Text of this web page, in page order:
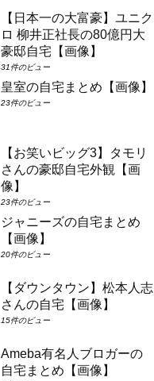
【日本一の大富豪】ユニク
ロ 柳井正社長の80億円大
豪邸自宅【画像】
31件のビュー
皇室の自宅まとめ【画像】
23件のビュー
【お笑いビッグ3】タモリ
さんの豪邸自宅外観【画
像】
23件のビュー
ジャニーズの自宅まとめ
【画像】
20件のビュー
【ダウンタウン】松本人志
さんの自宅【画像】
15件のビュー
Ameba有名人ブロガーの
自宅まとめ【画像】